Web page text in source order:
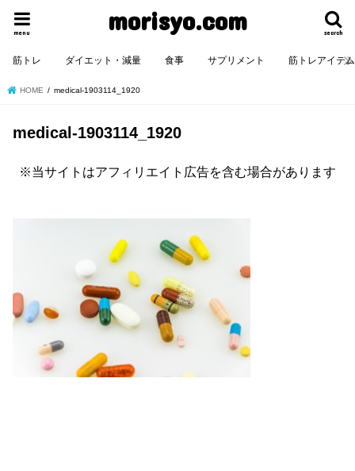
morisyo.com search
menu
筋トレ ダイエット・減量 食事 サプリメント 筋トレアイテム
HOME medical-1903114_1920
medical-1903114_1920
※当サイトはアフィリエイト広告を含む場合があります